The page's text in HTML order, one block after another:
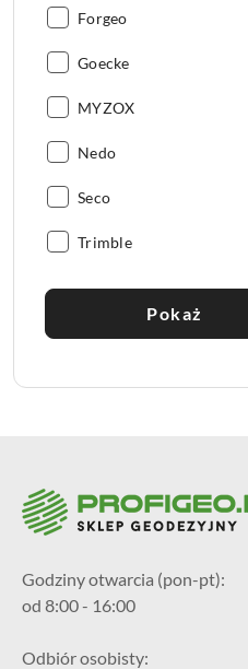
Producent:
Forgeo
Producent:
Goecke
Producent:
MYZOX
Producent:
Nedo
Producent:
Seco
Producent:
Trimble
Pokaż
Godziny otwarcia (pon-pt):
od 8:00 - 16:00
Odbiór osobisty: